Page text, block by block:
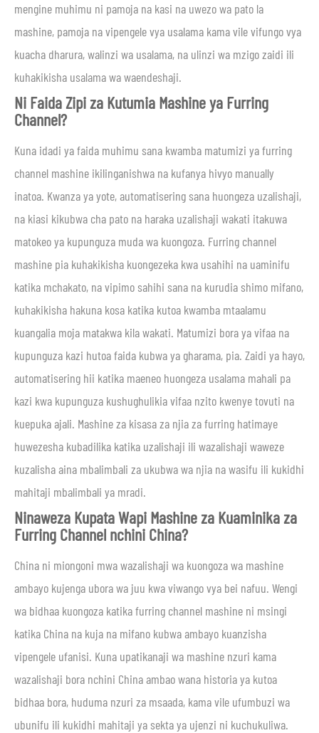
mengine muhimu ni pamoja na kasi na uwezo wa pato la
mashine, pamoja na vipengele vya usalama kama vile vifungo vya
kuacha dharura, walinzi wa usalama, na ulinzi wa mzigo zaidi ili
kuhakikisha usalama wa waendeshaji.
Ni Faida Zipi za Kutumia Mashine ya Furring
Channel?
Kuna idadi ya faida muhimu sana kwamba matumizi ya furring
channel mashine ikilinganishwa na kufanya hivyo manually
inatoa. Kwanza ya yote, automatisering sana huongeza uzalishaji,
na kiasi kikubwa cha pato na haraka uzalishaji wakati itakuwa
matokeo ya kupunguza muda wa kuongoza. Furring channel
mashine pia kuhakikisha kuongezeka kwa usahihi na uaminifu
katika mchakato, na vipimo sahihi sana na kurudia shimo mifano,
kuhakikisha hakuna kosa katika kutoa kwamba mtaalamu
kuangalia moja matakwa kila wakati. Matumizi bora ya vifaa na
kupunguza kazi hutoa faida kubwa ya gharama, pia. Zaidi ya hayo,
automatisering hii katika maeneo huongeza usalama mahali pa
kazi kwa kupunguza kushughulikia vifaa nzito kwenye tovuti na
kuepuka ajali. Mashine za kisasa za njia za furring hatimaye
huwezesha kubadilika katika uzalishaji ili wazalishaji waweze
kuzalisha aina mbalimbali za ukubwa wa njia na wasifu ili kukidhi
mahitaji mbalimbali ya mradi.
Ninaweza Kupata Wapi Mashine za Kuaminika za
Furring Channel nchini China?
China ni miongoni mwa wazalishaji wa kuongoza wa mashine
ambayo kujenga ubora wa juu kwa viwango vya bei nafuu. Wengi
wa bidhaa kuongoza katika furring channel mashine ni msingi
katika China na kuja na mifano kubwa ambayo kuanzisha
vipengele ufanisi. Kuna upatikanaji wa mashine nzuri kama
wazalishaji bora nchini China ambao wana historia ya kutoa
bidhaa bora, huduma nzuri za msaada, kama vile ufumbuzi wa
ubunifu ili kukidhi mahitaji ya sekta ya ujenzi ni kuchukuliwa.